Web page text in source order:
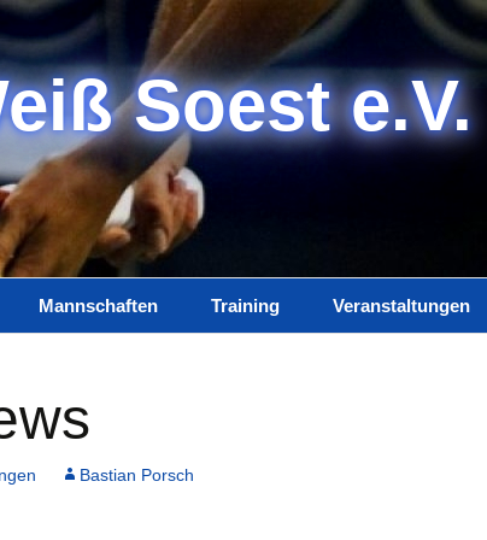
Soest e.V.
Mannschaften
Herren
Jugend
Training Veranstaltungen
Bastian Porsch